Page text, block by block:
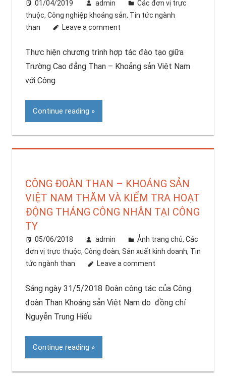
01/04/2019 admin
Các đơn vị trực
thuộc, Công nghiệp khoáng sản, Tin tức ngành
than
Leave a comment
Thực hiện chương trình hợp tác đào tạo giữa
Trường Cao đẳng Than – Khoảng sản Việt Nam
với Công
Continue reading
CÔNG ĐOÀN THAN – KHOÁNG SẢN
VIỆT NAM THĂM VÀ KIỂM TRA HOẠT
ĐỘNG THÁNG CÔNG NHÂN TẠI CÔNG
TY
05/06/2018 admin Ảnh trang chủ,Các
đơn vị trực thuộc, Công đoàn, Sản xuất kinh doanh, Tin
tức ngành than
Leave a comment
Sáng ngày 31/5/2018 Đoàn công tác của Công
đoàn Than Khoáng sản Việt Nam do đồng chí
Nguyễn Trung Hiếu
Continue reading